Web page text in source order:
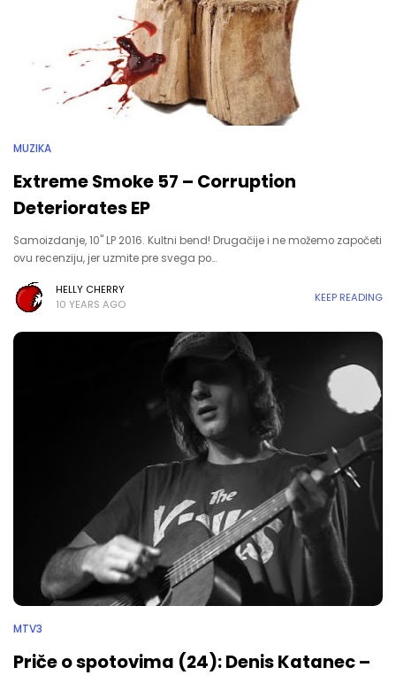
MUZIKA
Extreme Smoke 57 – Corruption
Deteriorates EP
Samoizdanje, 10" LP 2016. Kultni bend! Drugačije i ne možemo započeti
ovu recenziju, jer uzmite pre svega po…
HELLY CHERRY
10 YEARS AGO
KEEP READING
MTV3
Priče o spotovima (24): Denis Katanec –